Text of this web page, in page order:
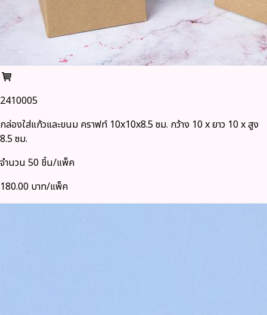
2410005
กล่องใส่แก้วและขนม คราฟท์ 10x10x8.5 ซม. กว้าง 10 x ยาว 10 x สูง
8.5 ซม.
จำนวน 50 ชิ้น/แพ็ค
180.00 บาท/แพ็ค